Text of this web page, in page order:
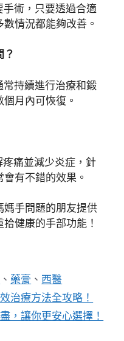
術，只要透過合適
情況都能夠改善。
？
持續進行治療和鍛
月內可恢復。
痛並減少炎症，針
有不錯的效果。
媽手問題的朋友提供
健康的手部功能！
、 藥膏 、 西醫
治療方法全攻略！
，讓你更安心選擇！